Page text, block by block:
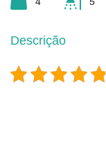
Descrição